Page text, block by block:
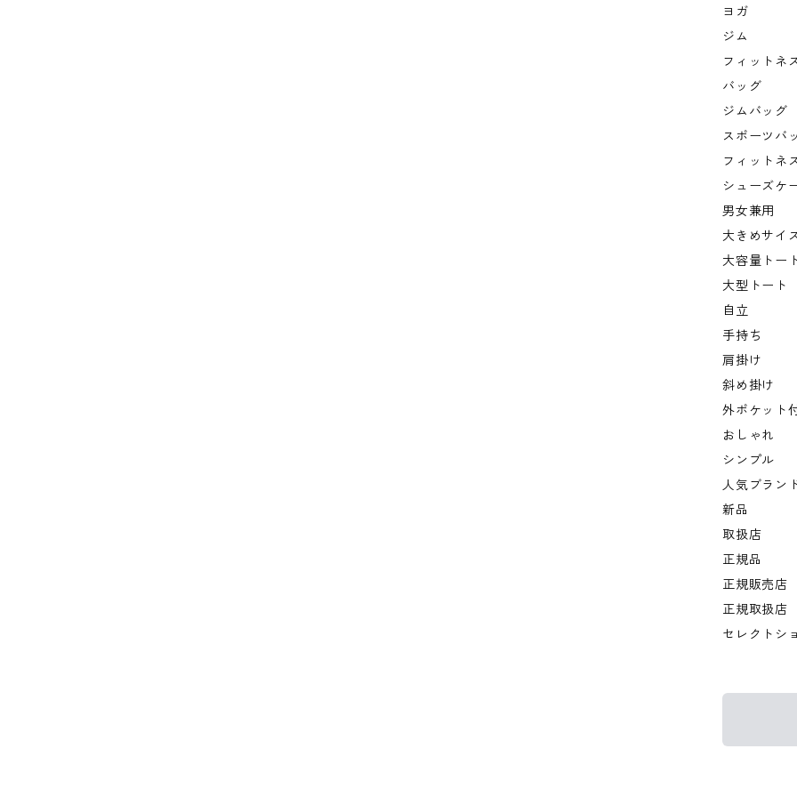
ヨガ
ジム
フィットネ
バッグ
ジムバッグ
スポーツバ
フィットネ
シューズケ
男女兼用
大きめサイ
大容量トー
大型トート
自立
手持ち
肩掛け
斜め掛け
外ポケット
おしゃれ
シンプル
人気ブラン
新品
取扱店
正規品
正規販売店
正規取扱店
セレクトシ